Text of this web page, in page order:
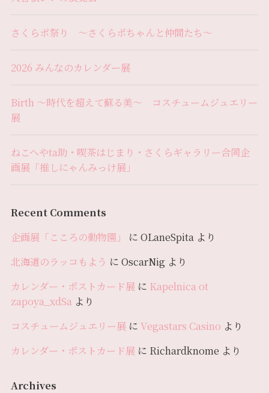
さくらポ祭り 〜さくらポちゃんと仲間たち〜
2026 みんなのカレンダー展
Birth 〜時代を超えて蘇る美〜 コスチュームジュエリー
展
ねこへやta助・喫茶はじまり・さくらギャラリー合同企
画展「推しにゃんみっけ展」
Recent Comments
企画展「こころの動物園」
に OLaneSpitaより
北海道のラッコもよう に OscarNig より
カレンダー・ポストカード展 に Kapelnica ot
zapoya_xdSaより
コスチュームジュエリー展 に Vegastars Casino より
カレンダー・ポストカード展 に Richardknome より
Archives